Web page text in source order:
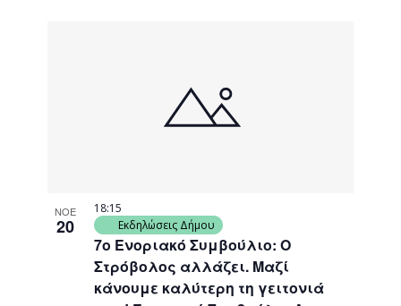
ΝΟΕ
20
7ο Ενοριακό Συμβούλιο: Ο
Στρόβολος αλλάζει. Μαζί
κάνουμε καλύτερη τη γειτονιά
18:15
Εκδηλώσεις Δήμου